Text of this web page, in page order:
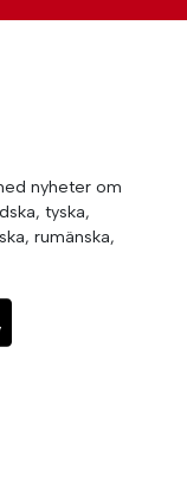
nyheter om
tyska,
rumänska,